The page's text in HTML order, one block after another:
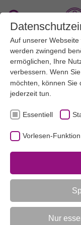
Zum Hauptinhalt
Suche
Menü
Die Sportjugend
„JuT“ zur
auf den
Jugendordnung.
Jugendordnung.
Auf unserer
werden zwingend
ermöglichen, Ihre
verbessern. Wenn
möchten, können Sie
jederzeit tun.
Essentiell
Vorlesen-Funktion
Nur